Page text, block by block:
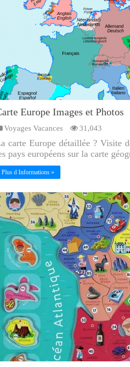
Europe Images et Photos
Voyages Vacances 31,043
carte Europe détaillée ? Visite
pays européens sur la carte
Plus d Informations »